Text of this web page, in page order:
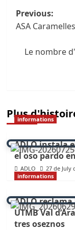
des
articles
Previous:
ASA
Le nombre
Plusinformations
ADLO instala
el oso pardo
ADLO 27 de July
informations
ADLO
UTMB Val
tres oseznos